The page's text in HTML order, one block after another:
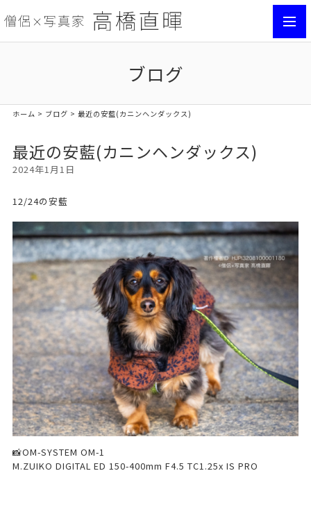
ブログ
ホーム > ブログ > 最近の安藍(カニンヘンダックス)
最近の安藍(カニンヘンダックス)
2024年1月1日
12/24の安藍
📸OM-SYSTEM OM-1
M.ZUIKO DIGITAL ED 150-400mm F4.5 TC1.25x IS PRO